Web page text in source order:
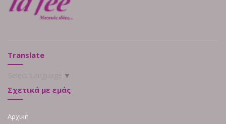
Translate
▼
Σχετικά με εμάς
Αρχική